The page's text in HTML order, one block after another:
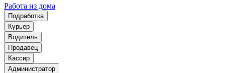
Работа из дома
Подработка
Курьер
Водитель
Продавец
Кассир
Администратор